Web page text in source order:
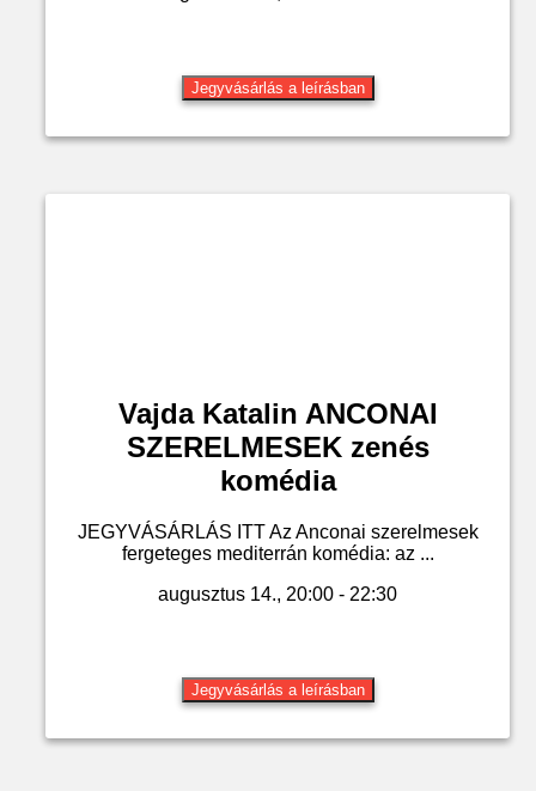
Jegyvásárlás a leírásban
Vajda Katalin ANCONAI
SZERELMESEK zenés
komédia
JEGYVÁSÁRLÁS ITT Az Anconai szerelmesek
fergeteges mediterrán komédia: az ...
augusztus 14., 20:00 - 22:30
Jegyvásárlás a leírásban